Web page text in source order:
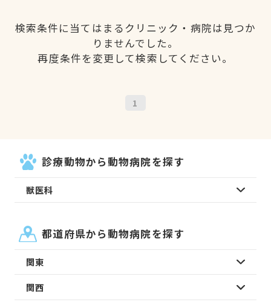
検索条件に当てはまるクリニック・病院は見つか
りませんでした。
再度条件を変更して検索してください。
1
診療動物から動物病院を探す
獣医科
都道府県から動物病院を探す
関東
関西